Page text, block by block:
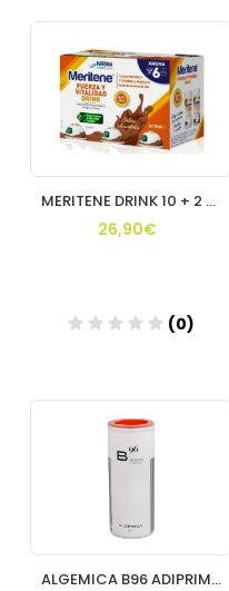
MERITENE DRINK 10 + 2 CHOCOLATE
26,90€
(0)
ALGEMICA B96 ADIPRIM 60 CAPSULES